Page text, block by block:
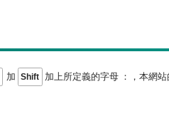
加 Shift 加上所定義的字母 ：，本網